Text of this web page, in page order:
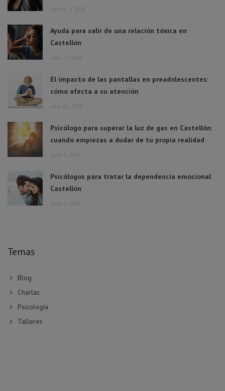
agosto 3, 2026
Ayuda para salir de una relación tóxica en
Castellón
julio 27, 2026
El impacto de las pantallas en preadolescentes:
cómo afecta a su atención
julio 16, 2026
Psicólogo para superar la luz de gas en Castellón:
cuando empiezas a dudar de tu propia realidad
junio 6, 2026
Psicólogos para tratar la dependencia emocional
Castellón
junio 2, 2026
Temas
Blog
Charlas
Psicología
Talleres